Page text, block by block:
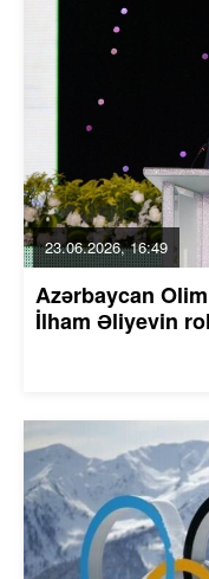
23.06.2026, 16:49
Azərbaycan
İlham Əliyevin